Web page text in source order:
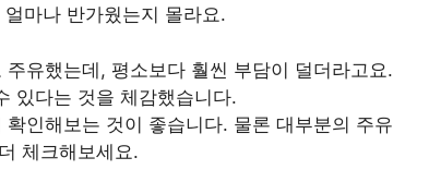
마나 반가웠는지 몰라요.
유했는데, 평소보다 훨씬 부담이 덜더라고요.
있다는 것을 체감했습니다.
인해보는 것이 좋습니다. 물론 대부분의 주유
체크해보세요.